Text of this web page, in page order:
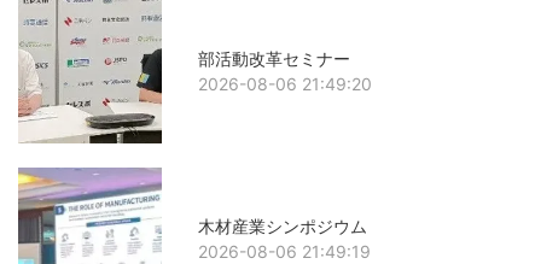
部活動改革セミナー
2026-08-06 21:49:20
木材産業シンポジウム
2026-08-06 21:49:19